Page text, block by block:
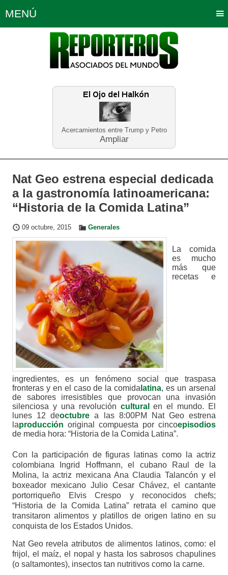
Acercamientos entre Trump y Petro
Ampliar
MENÚ
Política Opinión Bogotá
Planeta Tierra Deportes
Educación Neira
Nat Geo estrena especial dedicada
a la gastronomía latinoamericana:
“Historia de la Comida Latina”
09 octubre, 2015 Generales
La comida
es mucho
más que
recetas e
ingredientes, es un fenómeno social que traspasa
fronteras y en el caso de la comida latina, es un arsenal
de sabores irresistibles que provocan una invasión
silenciosa y una revolución cultural
en el mundo. El
lunes 12 deoctubre a las 8:00PM Nat Geo estrena
laproducción original compuesta por cincoepisodios
de media hora: “Historia de la Comida Latina”.
Con la participación de figuras latinas como la actriz
colombiana Ingrid Hoffmann, el cubano Raul de la
Molina, la actriz mexicana Ana Claudia Talancón y el
boxeador mexicano Julio Cesar Chávez, el cantante
portorriqueño Elvis Crespo y reconocidos chefs;
“Historia de la Comida Latina” retrata el camino que
transitaron alimentos y platillos de origen latino en su
conquista de los Estados Unidos.
Nat Geo revela atributos de alimentos latinos, como: el
frijol, el maíz, el nopal y hasta los sabrosos chapulines
(o saltamontes), insectos tan nutritivos como la carne.